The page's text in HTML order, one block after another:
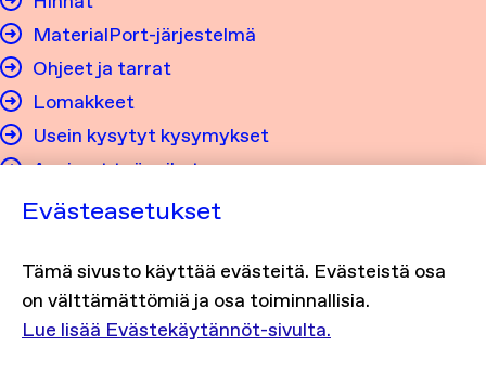
MaterialPort-järjestelmä
Ohjeet ja tarrat
Lomakkeet
Usein kysytyt kysymykset
Avoimet työpaikat
Tietosuojaseloste
Evästekäytännöt
Evästeasetukset
Tämä sivusto käyttää evästeitä. Evästeistä osa
on välttämättömiä ja osa toiminnallisia.
Lue lisää Evästekäytännöt-sivulta.